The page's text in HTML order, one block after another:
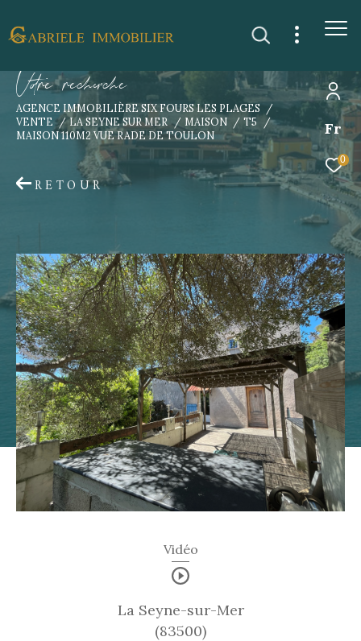
Fr
0
Vore recece
AGENCE IMMOBILIÈRE SIX FOURS LES PLAGES
VENTE
LA SEYNE SUR MER MAISON
T5
MAISON 110M2 VUE RADE DE TOULON
RETOUR
Vidéo
La Seyne-sur-Mer
(83500)